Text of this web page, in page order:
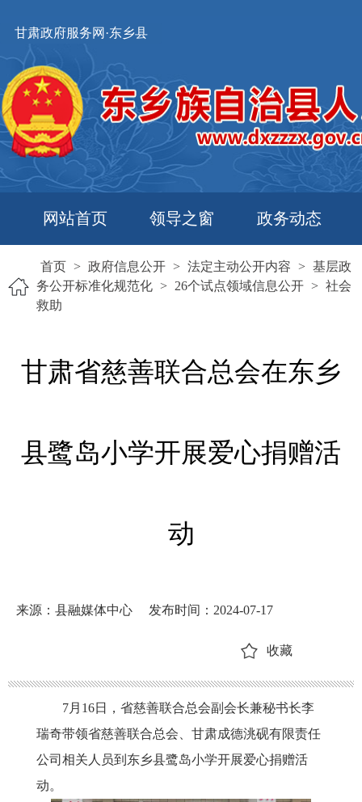
甘肃政府服务网·东乡县
网站首页 领导之窗 政务动态
首页 > 政府信息公开 > 法定主动公开内容 > 基层政
务公开标准化规范化 > 26个试点领域信息公开 > 社会
救助
甘肃省慈善联合总会在东乡
县鹭岛小学开展爱心捐赠活
动
来源：县融媒体中心 发布时间：2024-07-17
收藏
7月16日，省慈善联合总会副会长兼秘书长李
瑞奇带领省慈善联合总会、甘肃成德洮砚有限责任
公司相关人员到东乡县鹭岛小学开展爱心捐赠活
动。